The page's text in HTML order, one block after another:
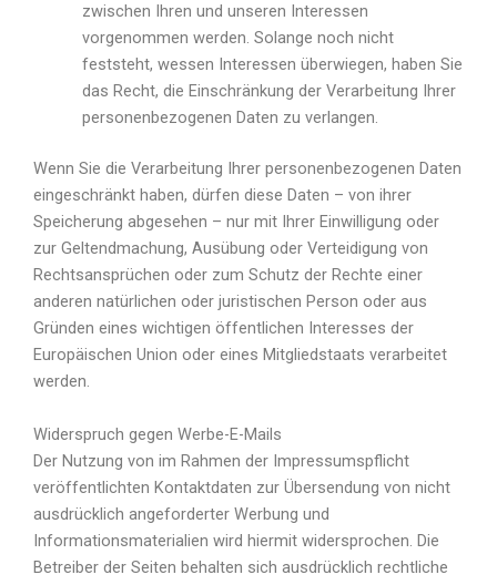
zwischen Ihren und unseren Interessen
vorgenommen werden. Solange noch nicht
feststeht, wessen Interessen überwiegen, haben Sie
das Recht, die Einschränkung der Verarbeitung Ihrer
personenbezogenen Daten zu verlangen.
Wenn Sie die Verarbeitung Ihrer personenbezogenen Daten
eingeschränkt haben, dürfen diese Daten – von ihrer
Speicherung abgesehen – nur mit Ihrer Einwilligung oder
zur Geltendmachung, Ausübung oder Verteidigung von
Rechtsansprüchen oder zum Schutz der Rechte einer
anderen natürlichen oder juristischen Person oder aus
Gründen eines wichtigen öffentlichen Interesses der
Europäischen Union oder eines Mitgliedstaats verarbeitet
werden.
Widerspruch gegen Werbe-E-Mails
Der Nutzung von im Rahmen der Impressumspflicht
veröffentlichten Kontaktdaten zur Übersendung von nicht
ausdrücklich angeforderter Werbung und
Informationsmaterialien wird hiermit widersprochen. Die
Betreiber der Seiten behalten sich ausdrücklich rechtliche